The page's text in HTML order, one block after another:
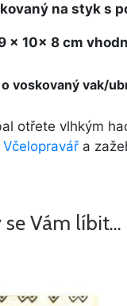
na styk s
x 10x 8 cm
voskovaný vak/
otřete vlhkým
Včelopravář a
se Vám líbit…